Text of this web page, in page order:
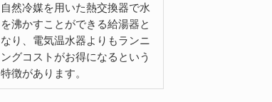
自然冷媒を用いた熱交換器で水
を沸かすことができる給湯器と
なり、電気温水器よりもランニ
ングコストがお得になるという
特徴があります。